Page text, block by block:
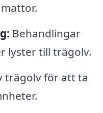
Behandlingar
lyster till trägolv.
trägolv för att ta